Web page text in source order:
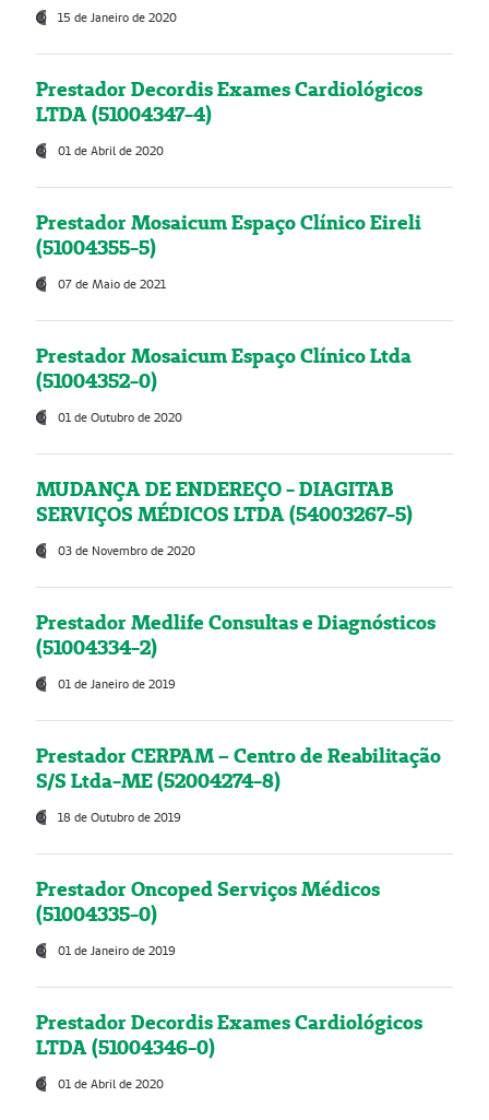
15 de Janeiro de 2020
Prestador Decordis Exames Cardiológicos
LTDA (51004347-4)
01 de Abril de 2020
Prestador Mosaicum Espaço Clínico Eireli
(51004355-5)
07 de Maio de 2021
Prestador Mosaicum Espaço Clínico Ltda
(51004352-0)
01 de Outubro de 2020
MUDANÇA DE ENDEREÇO - DIAGITAB
SERVIÇOS MÉDICOS LTDA (54003267-5)
03 de Novembro de 2020
Prestador Medlife Consultas e Diagnósticos
(51004334-2)
01 de Janeiro de 2019
Prestador CERPAM – Centro de Reabilitação
S/S Ltda-ME (52004274-8)
18 de Outubro de 2019
Prestador Oncoped Serviços Médicos
(51004335-0)
01 de Janeiro de 2019
Prestador Decordis Exames Cardiológicos
LTDA (51004346-0)
01 de Abril de 2020